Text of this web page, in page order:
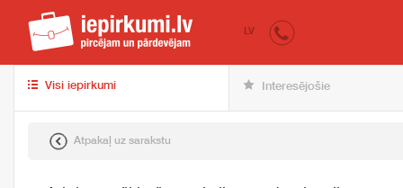
iepirkumi.lv
LV
Visi iepirkumi Interesējošie
Atpakaļ uz sarakstu